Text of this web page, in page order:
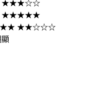
★★★☆☆
★★★★★
★★☆☆☆